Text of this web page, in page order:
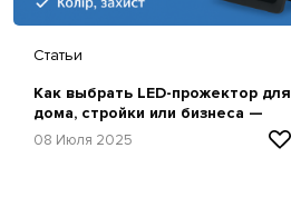
Статьи
Как выбрать LED-прожектор для
дома, стройки или бизнеса —
простая инструкция
08 Июля 2025